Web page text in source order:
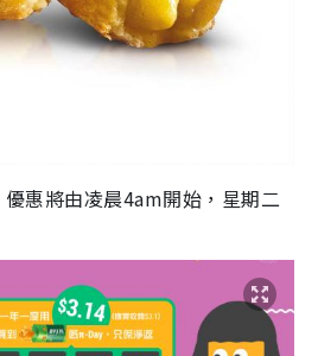
惠將由凌晨4am開始，星期二